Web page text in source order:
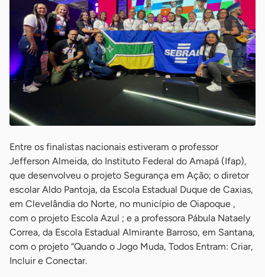
Entre os finalistas nacionais estiveram o professor
Jefferson Almeida, do Instituto Federal do Amapá (Ifap),
que desenvolveu o projeto Segurança em Ação; o diretor
escolar Aldo Pantoja, da Escola Estadual Duque de Caxias,
em Clevelândia do Norte, no município de Oiapoque ,
com o projeto Escola Azul ; e a professora Pábula Nataely
Correa, da Escola Estadual Almirante Barroso, em Santana,
com o projeto “Quando o Jogo Muda, Todos Entram: Criar,
Incluir e Conectar.